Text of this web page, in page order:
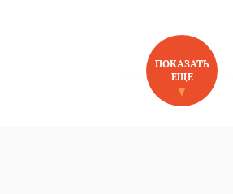
НОВОЕ НА
ПОКАЗАТЬ
ЕЩЕ